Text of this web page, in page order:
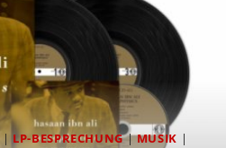
| LP-BESPRECHUNG|MUSIK |